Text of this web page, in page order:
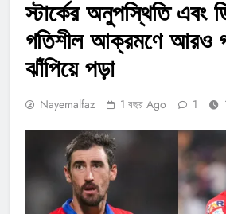
স্টার্কের অনুপস্থিতি এবং
গতিশীল আক্রমণে আরও
ঝাঁপিয়ে পড়া
Nayemalfaz 1 বছর Ago 1